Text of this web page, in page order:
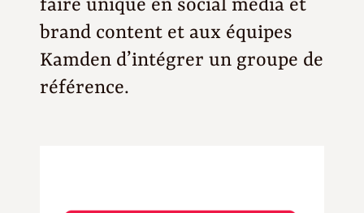
faire unique en social media et
brand content et aux équipes
Kamden d’intégrer un groupe de
référence.